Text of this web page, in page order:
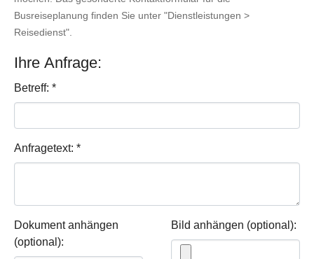
Busreiseplanung finden Sie unter "Dienstleistungen >
Reisedienst".
Ihre Anfrage:
Betreff: *
Anfragetext: *
Dokument anhängen
(optional):
Bild anhängen (optional):